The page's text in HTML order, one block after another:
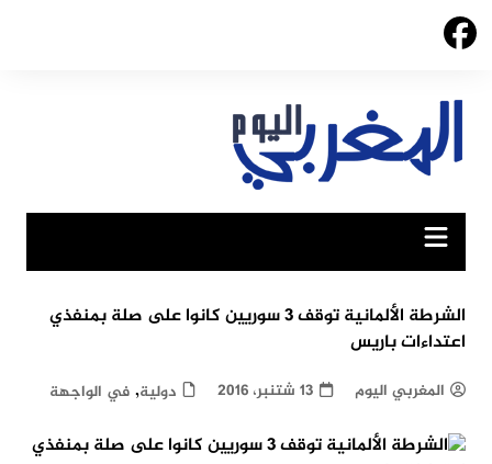
Skip
الشرطة الألمانية توقف 3 سوريين كانوا على صلة بمنفذي
اعتداءات باريس
المغربي اليوم 13 شتنبر، 2016 دولية, في الواجهة